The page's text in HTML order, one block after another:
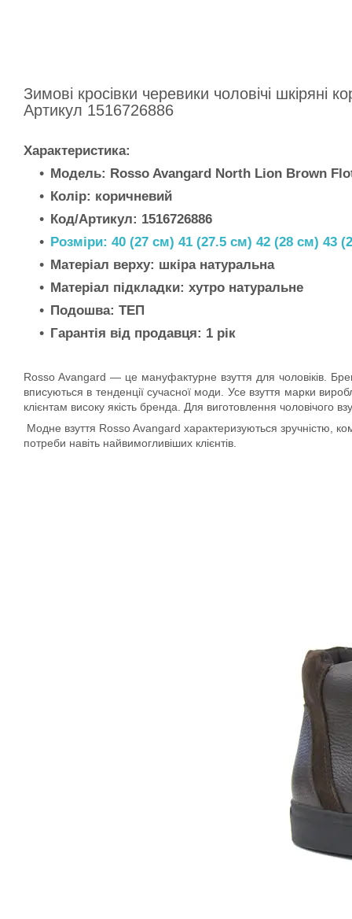
Зимові кросівки черевики чоловічі
Артикул 1516726886
Характеристика:
Модель: Rosso Avangard North Lion Brown
Колір: коричневий
Код/Артикул: 1516726886
Розміри: 40 (27 см) 41 (27.5 см) 42 (28 см) 43
Матеріал верху: шкіра натуральна
Матеріал підкладки: хутро натуральне
Подошва: ТЕП
Гарантія від продавця: 1 рік
Rosso Avangard — це мануфактурне взуття для чоловіків.
вписуються в тенденції сучасної моди. Усе взуття марки
клієнтам високу якість бренда. Для виготовлення чоловічого
Модне взуття Rosso Avangard характеризуються зручністю,
потреби навіть найвимогливіших клієнтів.